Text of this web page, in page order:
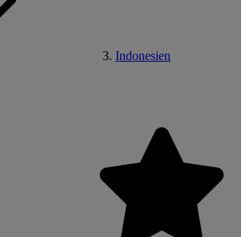
Indonesien